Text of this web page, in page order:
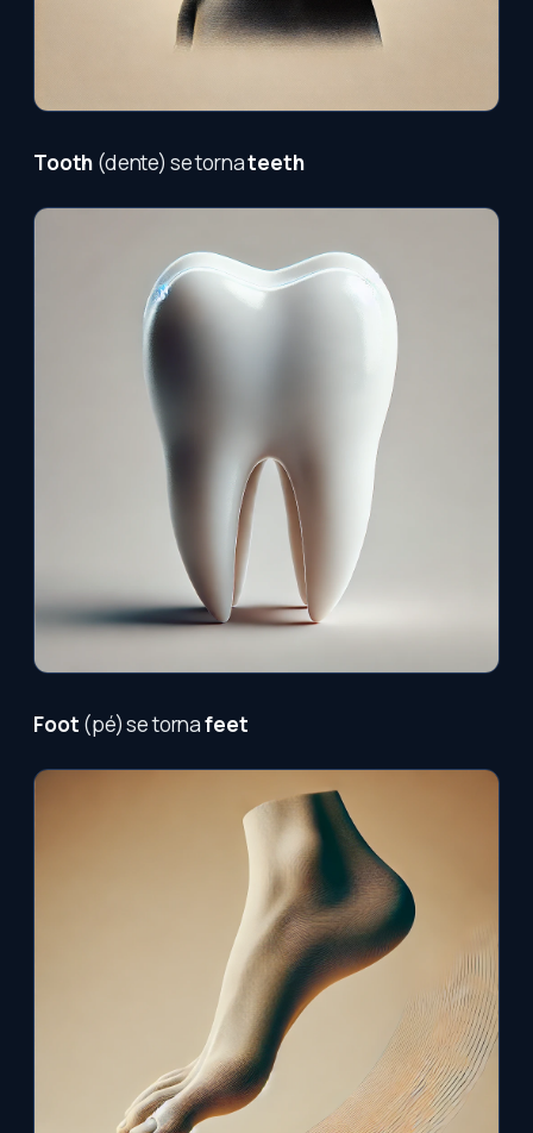
Tooth (dente) se tornateeth
Foot (pé) se tornafeet